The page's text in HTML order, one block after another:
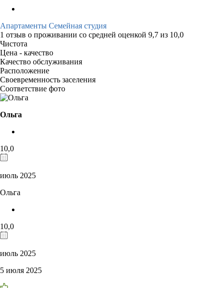
Апартаменты Семейная студия
1 отзыв о проживании со средней оценкой 9,7 из 10,0
Чистота
Цена - качество
Качество обслуживания
Расположение
Своевременность заселения
Соответствие фото
Ольга
10,0
июль 2025
Ольга
10,0
июль 2025
5 июля 2025